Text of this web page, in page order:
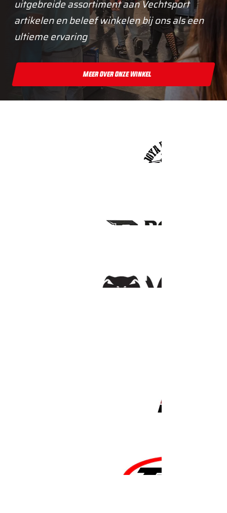
uitgebreide assortiment aan Vechtsport
artikelen en beleef winkelen bij ons als een
ultieme ervaring
Meer Over Onze Winkel